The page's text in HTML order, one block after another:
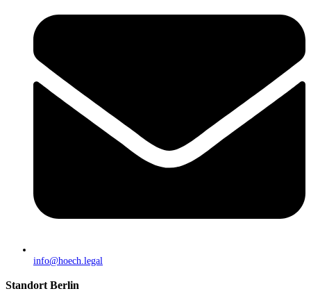
info@hoech.legal
Standort Berlin